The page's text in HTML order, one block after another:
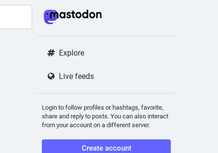
Explore
Live feeds
Login to follow profiles or hashtags, favorite,
share and reply to posts. You can also interact
from your account on a different server.
Create account